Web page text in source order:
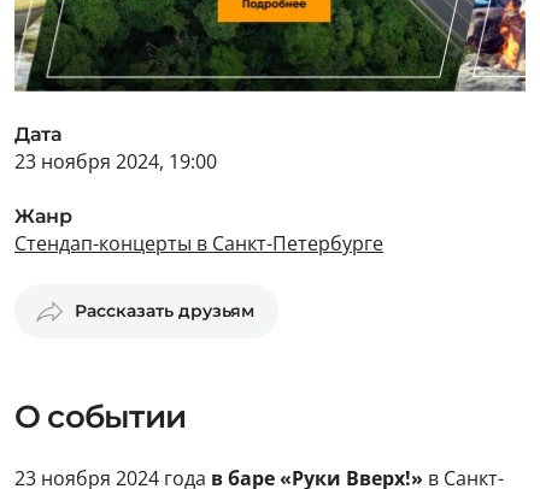
Дата
23 ноября 2024, 19:00
Жанр
Стендап-концерты в Санкт-Петербурге
Рассказать друзьям
О событии
23 ноября 2024 года в баре «Руки Вверх!» в Санкт-